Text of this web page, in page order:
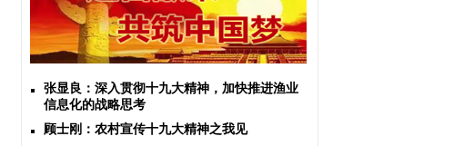
张显良：深入贯彻十九大精神，加快推进渔业
信息化的战略思考
顾士刚：农村宣传十九大精神之我见